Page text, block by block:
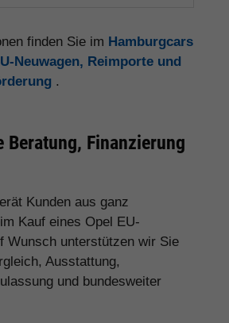
finden Sie im Hamburgcars
Neuwagen, Reimporte und
.
Beratung, Finanzierung
Kunden aus ganz
Kauf eines Opel EU-
Wunsch unterstützen wir Sie
Ausstattung,
und bundesweiter